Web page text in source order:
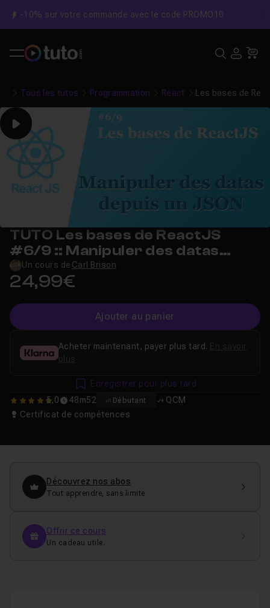
-10% sur votre commande avec le code PROMO10
Tous les tutos Programmation React Les bases de
Play
TUTO Les bases de ReactJS
#6/9 :: Manipuler des datas
depuis un JSON
Un cours de Carl Brison
24,99€
Ajouter au panier
5 5,0 48m52 Débutant
QCM
Certificat de compétences
Acheter maintenant, payer plus tard.
plus
Enregistrer pour plus tard
Découvrez nos abos
Tout apprendre, sans limite
Offrir ce cours
Un cadeau utile.